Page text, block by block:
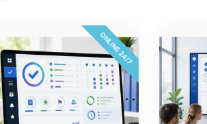
ONLINE 24/7